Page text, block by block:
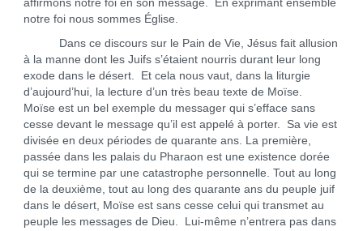
affirmons notre foi en son message. En exprimant ensemble
notre foi nous sommes Église.
Dans ce discours sur le Pain de Vie, Jésus fait allusion
à la manne dont les Juifs s’étaient nourris durant leur long
exode dans le désert. Et cela nous vaut, dans la liturgie
d’aujourd’hui, la lecture d’un très beau texte de Moïse.
Moïse est un bel exemple du messager qui s’efface sans
cesse devant le message qu’il est appelé à porter. Sa vie est
divisée en deux périodes de quarante ans. La première,
passée dans les palais du Pharaon est une existence dorée
qui se termine par une catastrophe personnelle. Tout au long
de la deuxième, tout au long des quarante ans du peuple juif
dans le désert, Moïse est sans cesse celui qui transmet au
peuple les messages de Dieu. Lui-même n’entrera pas dans